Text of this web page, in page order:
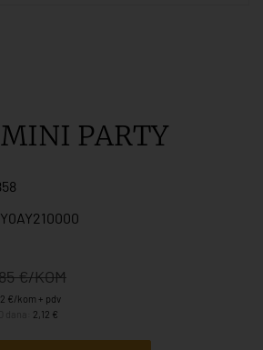
PARTY
€/KOM
€/kom + pdv
2,12 €